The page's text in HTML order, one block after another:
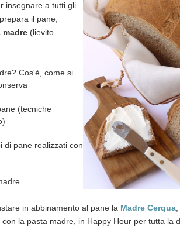
insegnare a tutti gli
il pane,
madre (lievito
Cos'è, come si
(tecniche
di pane realizzati con
in abbinamento al pane la Madre Cerqua
la pasta madre, in Happy Hour per tutta la